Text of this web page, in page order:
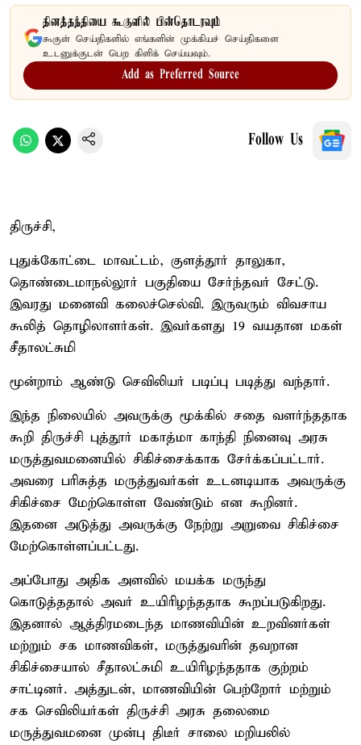
தினத்தந்தியை கூகுளில் பின்தொடரவும்
கூகுள் செய்திகளில் எங்களின் முக்கியச் செய்திகளை
உடனுக்குடன் பெற கிளிக் செய்யவும்.
Add as Preferred Source
Follow Us
திருச்சி,
புதுக்கோட்டை மாவட்டம், குளத்தூர் தாலுகா,
தொண்டைமாநல்லூர் பகுதியை சேர்ந்தவர் சேட்டு.
இவரது மனைவி கலைச்செல்வி. இருவரும் விவசாய
கூலித் தொழிலாளர்கள். இவர்களது 19 வயதான மகள்
சீதாலட்சுமி
மூன்றாம் ஆண்டு செவிலியர் படிப்பு படித்து வந்தார்.
இந்த நிலையில் அவருக்கு மூக்கில் சதை வளர்ந்ததாக
கூறி திருச்சி புத்தூர் மகாத்மா காந்தி நினைவு அரசு
மருத்துவமனையில் சிகிச்சைக்காக சேர்க்கப்பட்டார்.
அவரை பரிசுத்த மருத்துவர்கள் உடனடியாக அவருக்கு
சிகிச்சை மேற்கொள்ள வேண்டும் என கூறினர்.
இதனை அடுத்து அவருக்கு நேற்று அறுவை சிகிச்சை
மேற்கொள்ளப்பட்டது.
அப்போது அதிக அளவில் மயக்க மருந்து
கொடுத்ததால் அவர் உயிரிழந்ததாக கூறப்படுகிறது.
இதனால் ஆத்திரமடைந்த மாணவியின் உறவினர்கள்
மற்றும் சக மாணவிகள், மருத்துவரின் தவறான
சிகிச்சையால் சீதாலட்சுமி உயிரிழந்ததாக குற்றம்
சாட்டினர். அத்துடன், மாணவியின் பெற்றோர் மற்றும்
சக செவிலியர்கள் திருச்சி அரசு தலைமை
மருத்துவமனை முன்பு திடீர் சாலை மறியலில்